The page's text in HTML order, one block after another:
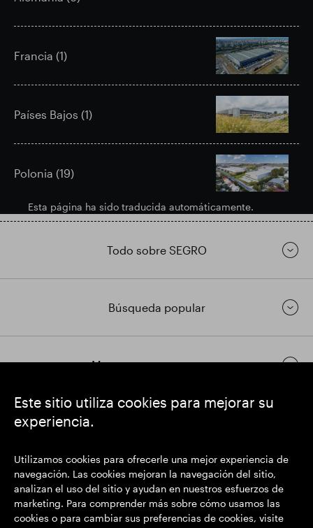
Este sitio utiliza cookies para mejorar su
experiencia.
Utilizamos cookies para ofrecerle una mejor experiencia de
navegación. Las cookies mejoran la navegación del sitio,
analizan el uso del sitio y ayudan en nuestros esfuerzos de
marketing. Para comprender más sobre cómo usamos las
cookies o para cambiar sus preferencias de cookies, visite
Francia (1)
Países Bajos (1)
Polonia (19)
Esta página ha sido traducida automáticamente.
Todo sobre SEGRO
Búsqueda popular
Mantenerse en contacto
Domicilio social: 1 New Burlington Place, Londres W1S 2HR
Número de registro del Reino Unido 167591
Lugar de registro: Inglaterra y Gales